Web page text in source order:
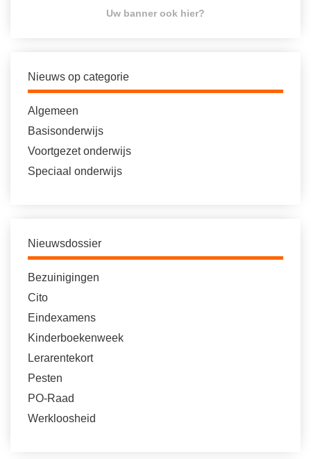
Uw banner ook hier?
Nieuws op categorie
Algemeen
Basisonderwijs
Voortgezet onderwijs
Speciaal onderwijs
Nieuwsdossier
Bezuinigingen
Cito
Eindexamens
Kinderboekenweek
Lerarentekort
Pesten
PO-Raad
Werkloosheid